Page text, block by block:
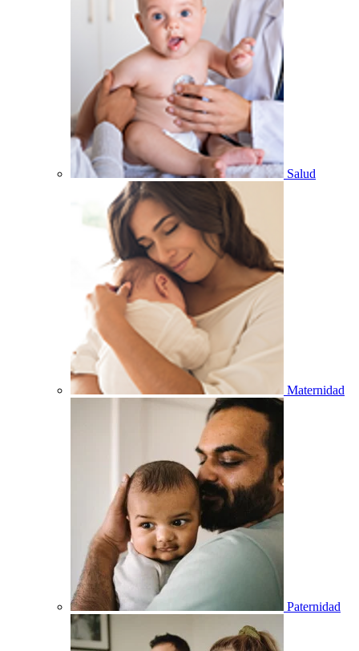
Salud
Maternidad
Paternidad